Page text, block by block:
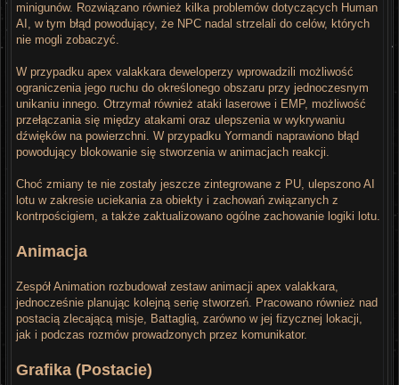
minigunów. Rozwiązano również kilka problemów dotyczących Human
AI, w tym błąd powodujący, że NPC nadal strzelali do celów, których
nie mogli zobaczyć.
W przypadku apex valakkara deweloperzy wprowadzili możliwość
ograniczenia jego ruchu do określonego obszaru przy jednoczesnym
unikaniu innego. Otrzymał również ataki laserowe i EMP, możliwość
przełączania się między atakami oraz ulepszenia w wykrywaniu
dźwięków na powierzchni. W przypadku Yormandi naprawiono błąd
powodujący blokowanie się stworzenia w animacjach reakcji.
Choć zmiany te nie zostały jeszcze zintegrowane z PU, ulepszono AI
lotu w zakresie uciekania za obiekty i zachowań związanych z
kontrpościgiem, a także zaktualizowano ogólne zachowanie logiki lotu.
Animacja
Zespół Animation rozbudował zestaw animacji apex valakkara,
jednocześnie planując kolejną serię stworzeń. Pracowano również nad
postacią zlecającą misje, Battaglią, zarówno w jej fizycznej lokacji,
jak i podczas rozmów prowadzonych przez komunikator.
Grafika (Postacie)